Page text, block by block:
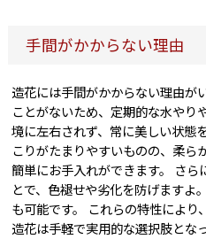
手間がかからない理由
造花には手間がかからない理由が
ことがないため、定期的な水やり
境に左右されず、常に美しい状態
こりがたまりやすいものの、柔ら
簡単にお手入れができます。 さ
とで、色褪せや劣化を防げますよ
も可能です。 これらの特性により
造花は手軽で実用的な選択肢とな